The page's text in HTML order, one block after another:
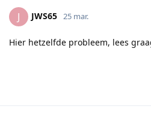
J JWS65 25 mar.
Hier hetzelfde probleem, lees